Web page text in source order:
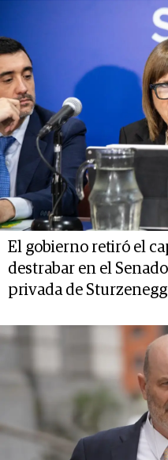
El gobierno retiró el
destrabar en el
privada de